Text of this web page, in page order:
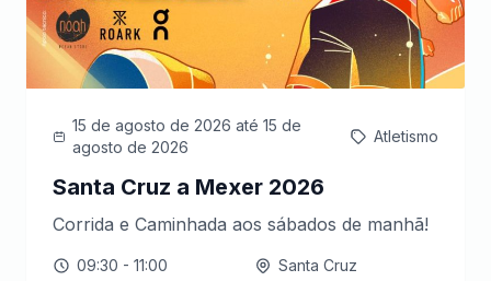
15 de agosto de 2026 até 15 de
agosto de 2026
Atletismo
Santa Cruz a Mexer 2026
Corrida e Caminhada aos sábados de manhã!
09:30 - 11:00 Santa Cruz